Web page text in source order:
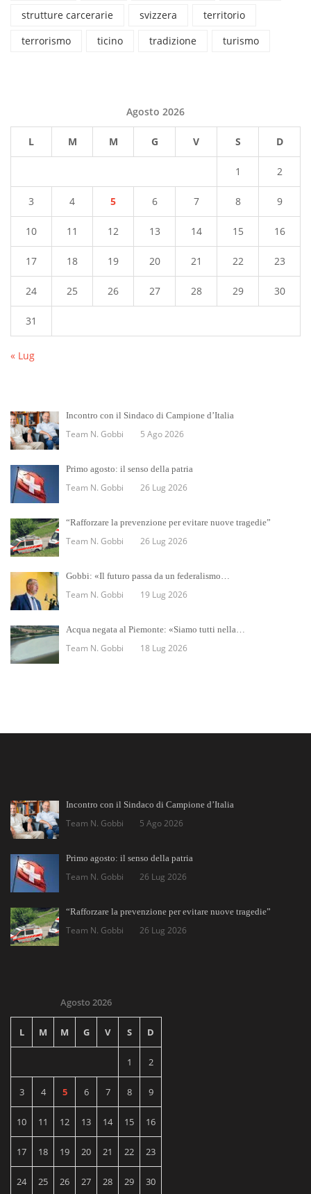
strutture carcerarie
svizzera
territorio
terrorismo
ticino tradizione turismo
Agosto 2026
L M M G V S D
1 2
3 4 5 6 7 8 9
10 11 12 13 14 15 16
17 18 19 20 21 22 23
24 25 26 27 28 29 30
31
« Lug
Incontro con il Sindaco di Campione d’Italia
Team N. Gobbi 5 Ago 2026
Primo agosto: il senso della patria
Team N. Gobbi 26 Lug 2026
“Rafforzare la prevenzione per evitare nuove tragedie”
Team N. Gobbi 26 Lug 2026
Gobbi: «Il futuro passa da un federalismo…
Team N. Gobbi 19 Lug 2026
Acqua negata al Piemonte: «Siamo tutti nella…
Team N. Gobbi 18 Lug 2026
Incontro con il Sindaco di Campione d’Italia
Team N. Gobbi 5 Ago 2026
Primo agosto: il senso della patria
Team N. Gobbi 26 Lug 2026
“Rafforzare la prevenzione per evitare nuove tragedie”
Team N. Gobbi 26 Lug 2026
Agosto 2026
L M M G V S D
1 2
3 4 5 6 7 8 9
10 11 12 13 14 15 16
17 18 19 20 21 22 23
24 25 26 27 28 29 30